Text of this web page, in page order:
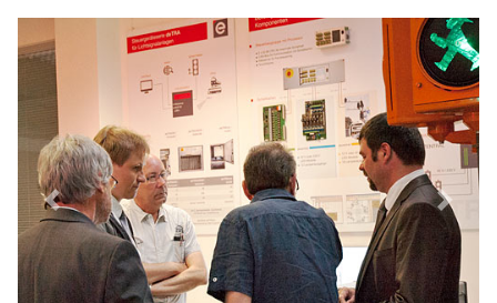
Previous Next